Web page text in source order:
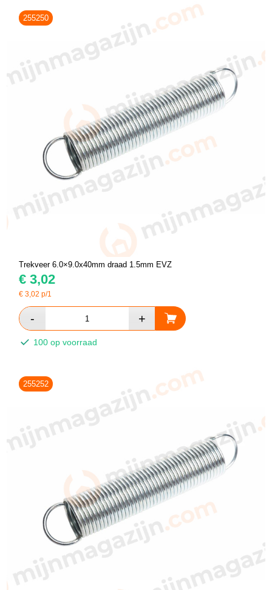
255250
Trekveer 6.0×9.0x40mm draad 1.5mm EVZ
€ 3,02
€3,02 p/1
100 op voorraad
255252